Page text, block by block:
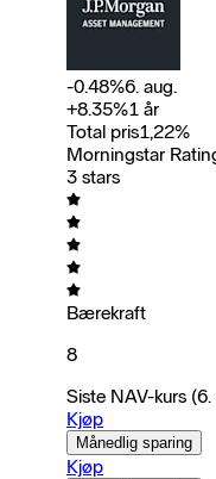
-0.48%6. aug.
+8.35%1 år
Total pris1,22%
Morningstar
3 stars
Bærekraft
8
Siste NAV-kurs (6.
Kjøp
Månedlig sparing
Kjøp